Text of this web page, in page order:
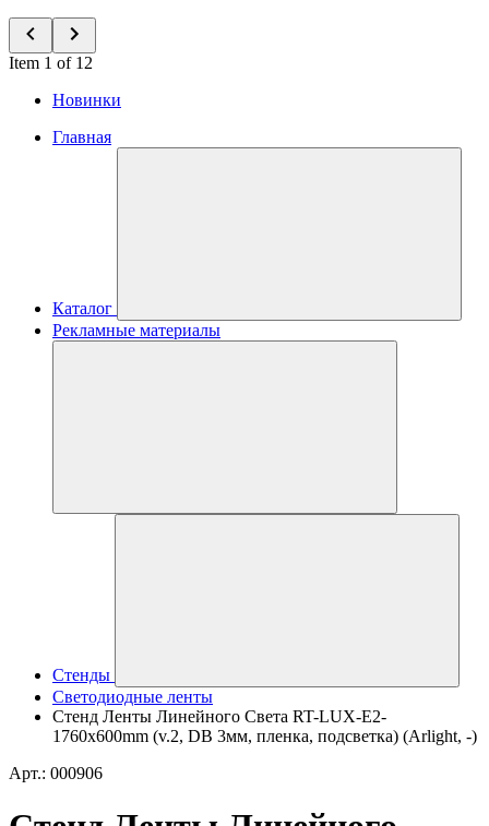
Item 1 of 12
Новинки
Главная
Каталог
Рекламные материалы
Стенды
Светодиодные ленты
Стенд Ленты Линейного Света RT-LUX-E2-
1760x600mm (v.2, DB 3мм, пленка, подсветка) (Arlight, -)
Арт.: 000906